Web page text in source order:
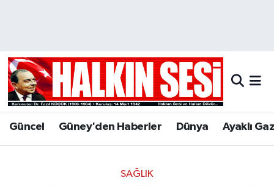
Güncel Güney'den Haberler Dünya Ayaklı
SAĞLIK
Hava Durumu
Trafik Durumu